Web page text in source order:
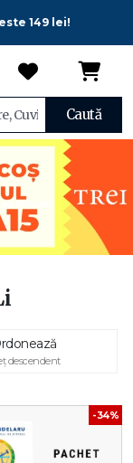
149 lei!
Caută
descendent
-34%